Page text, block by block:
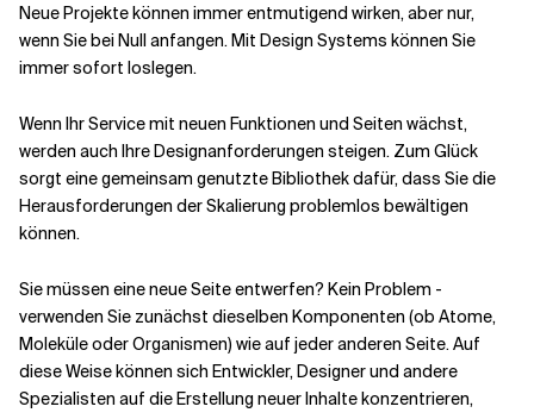
Neue Projekte können immer entmutigend wirken, aber nur,
wenn Sie bei Null anfangen. Mit Design Systems können Sie
immer sofort loslegen.
Wenn Ihr Service mit neuen Funktionen und Seiten wächst,
werden auch Ihre Designanforderungen steigen. Zum Glück
sorgt eine gemeinsam genutzte Bibliothek dafür, dass Sie die
Herausforderungen der Skalierung problemlos bewältigen
können.
Sie müssen eine neue Seite entwerfen? Kein Problem -
verwenden Sie zunächst dieselben Komponenten (ob Atome,
Moleküle oder Organismen) wie auf jeder anderen Seite. Auf
diese Weise können sich Entwickler, Designer und andere
Spezialisten auf die Erstellung neuer Inhalte konzentrieren,